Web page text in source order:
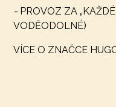
- PROVOZ ZA
VODĚODOLNÉ)
VÍCE O ZNAČCE